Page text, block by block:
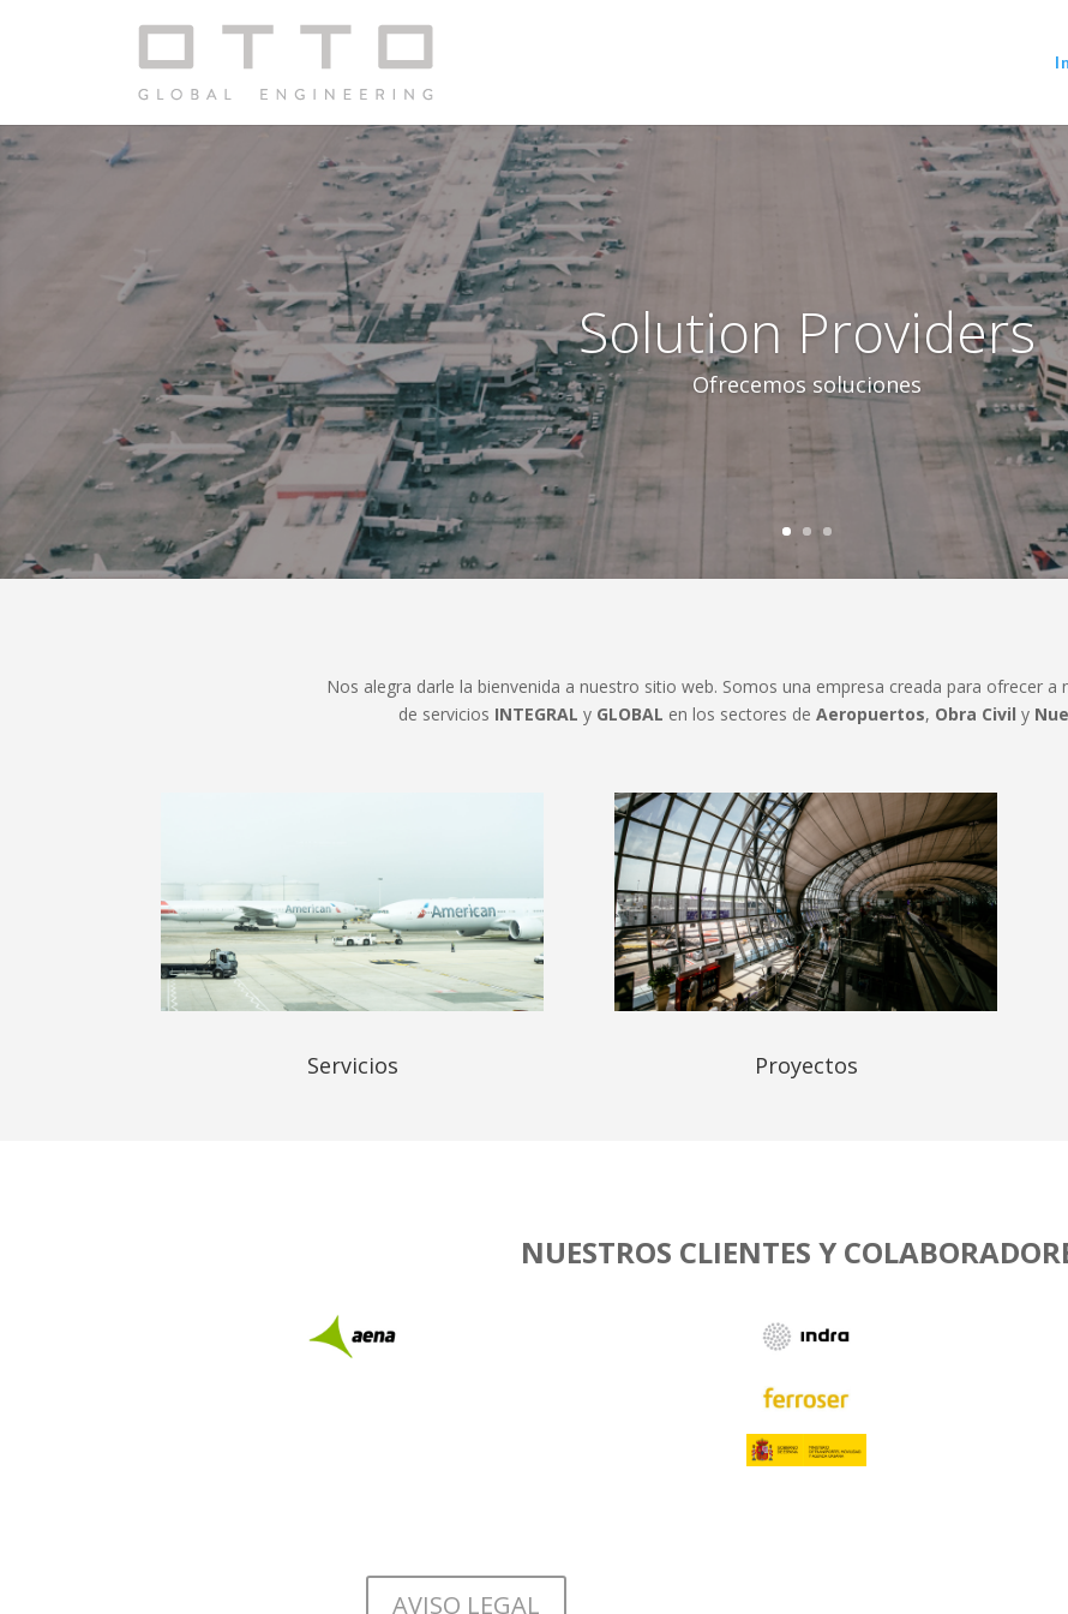
Solution Providers
Ofrecemos soluciones
Nos alegra darle la bienvenida a nuestro sitio web. Somos una empresa creada para ofrecer a
de servicios INTEGRAL y GLOBAL en los sectores de Aeropuertos, Obra Civil y
Servicios Proyectos
NUESTROS CLIENTES Y
AVISO LEGAL